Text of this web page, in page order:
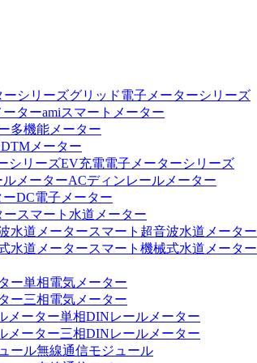
グリッド電子メーターシリーズ
amiスマートメーター
多機能メーター
DTMメーター
EV充電電子メーターシリーズ
ACディンレールメーター
DC電子メーター
スマート水道メーター
スマート超音波水道メーター
スマート機械式水道メーター
単相電気メーター
三相電気メーター
単相DINレールメーター
三相DINレールメーター
無線通信モジュール